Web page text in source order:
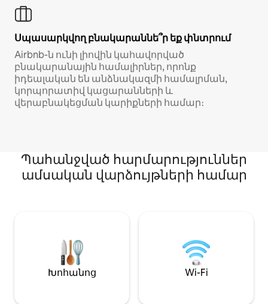
Սպասարկվող բնակարաննե՞ր եք փնտրում
Airbnb-ն ունի լիովին կահավորված
բնակարանային համալիրներ, որոնք
իդեալական են անձնակազմի համալրման,
կորպորատիվ կացարանների և
վերաբնակեցման կարիքների համար։
Պահանջված հարմարություններ
ամսական վարձույթների համար
Խոհանոց Wi-Fi